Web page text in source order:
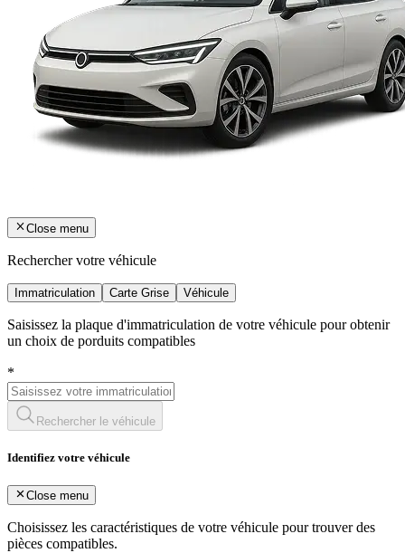
Close menu
Rechercher votre véhicule
Immatriculation Carte Grise Véhicule
Saisissez la plaque d'immatriculation de votre véhicule pour obtenir
un choix de porduits compatibles
*
Rechercher le véhicule
Identifiez votre véhicule
Close menu
Choisissez les caractéristiques de votre véhicule pour trouver des
pièces compatibles.